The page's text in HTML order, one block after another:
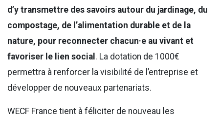
d’y transmettre des savoirs autour du jardinage, du
compostage, de l’alimentation durable et de la
nature, pour reconnecter chacun·e au vivant et
favoriser le lien social . La dotation de 1000€
permettra à renforcer la visibilité de l’entreprise et
développer de nouveaux partenariats.
WECF France tient à féliciter de nouveau les